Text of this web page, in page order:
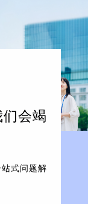
会竭
式问题解